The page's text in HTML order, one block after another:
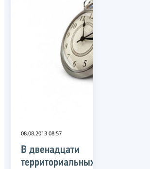
08.08.2013 08:57
В двенадцати
территориальных